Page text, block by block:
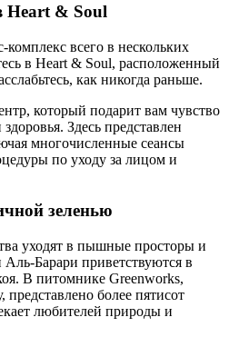
Heart & Soul
всего в нескольких
в Heart & Soul, расположенный
как никогда раньше.
который подарит вам чувство
Здесь представлен
многочисленные сеансы
по уходу за лицом и
зеленью
уходят в пышные просторы и
Барари приветствуются в
В питомнике Greenworks,
более пятисот
любителей природы и